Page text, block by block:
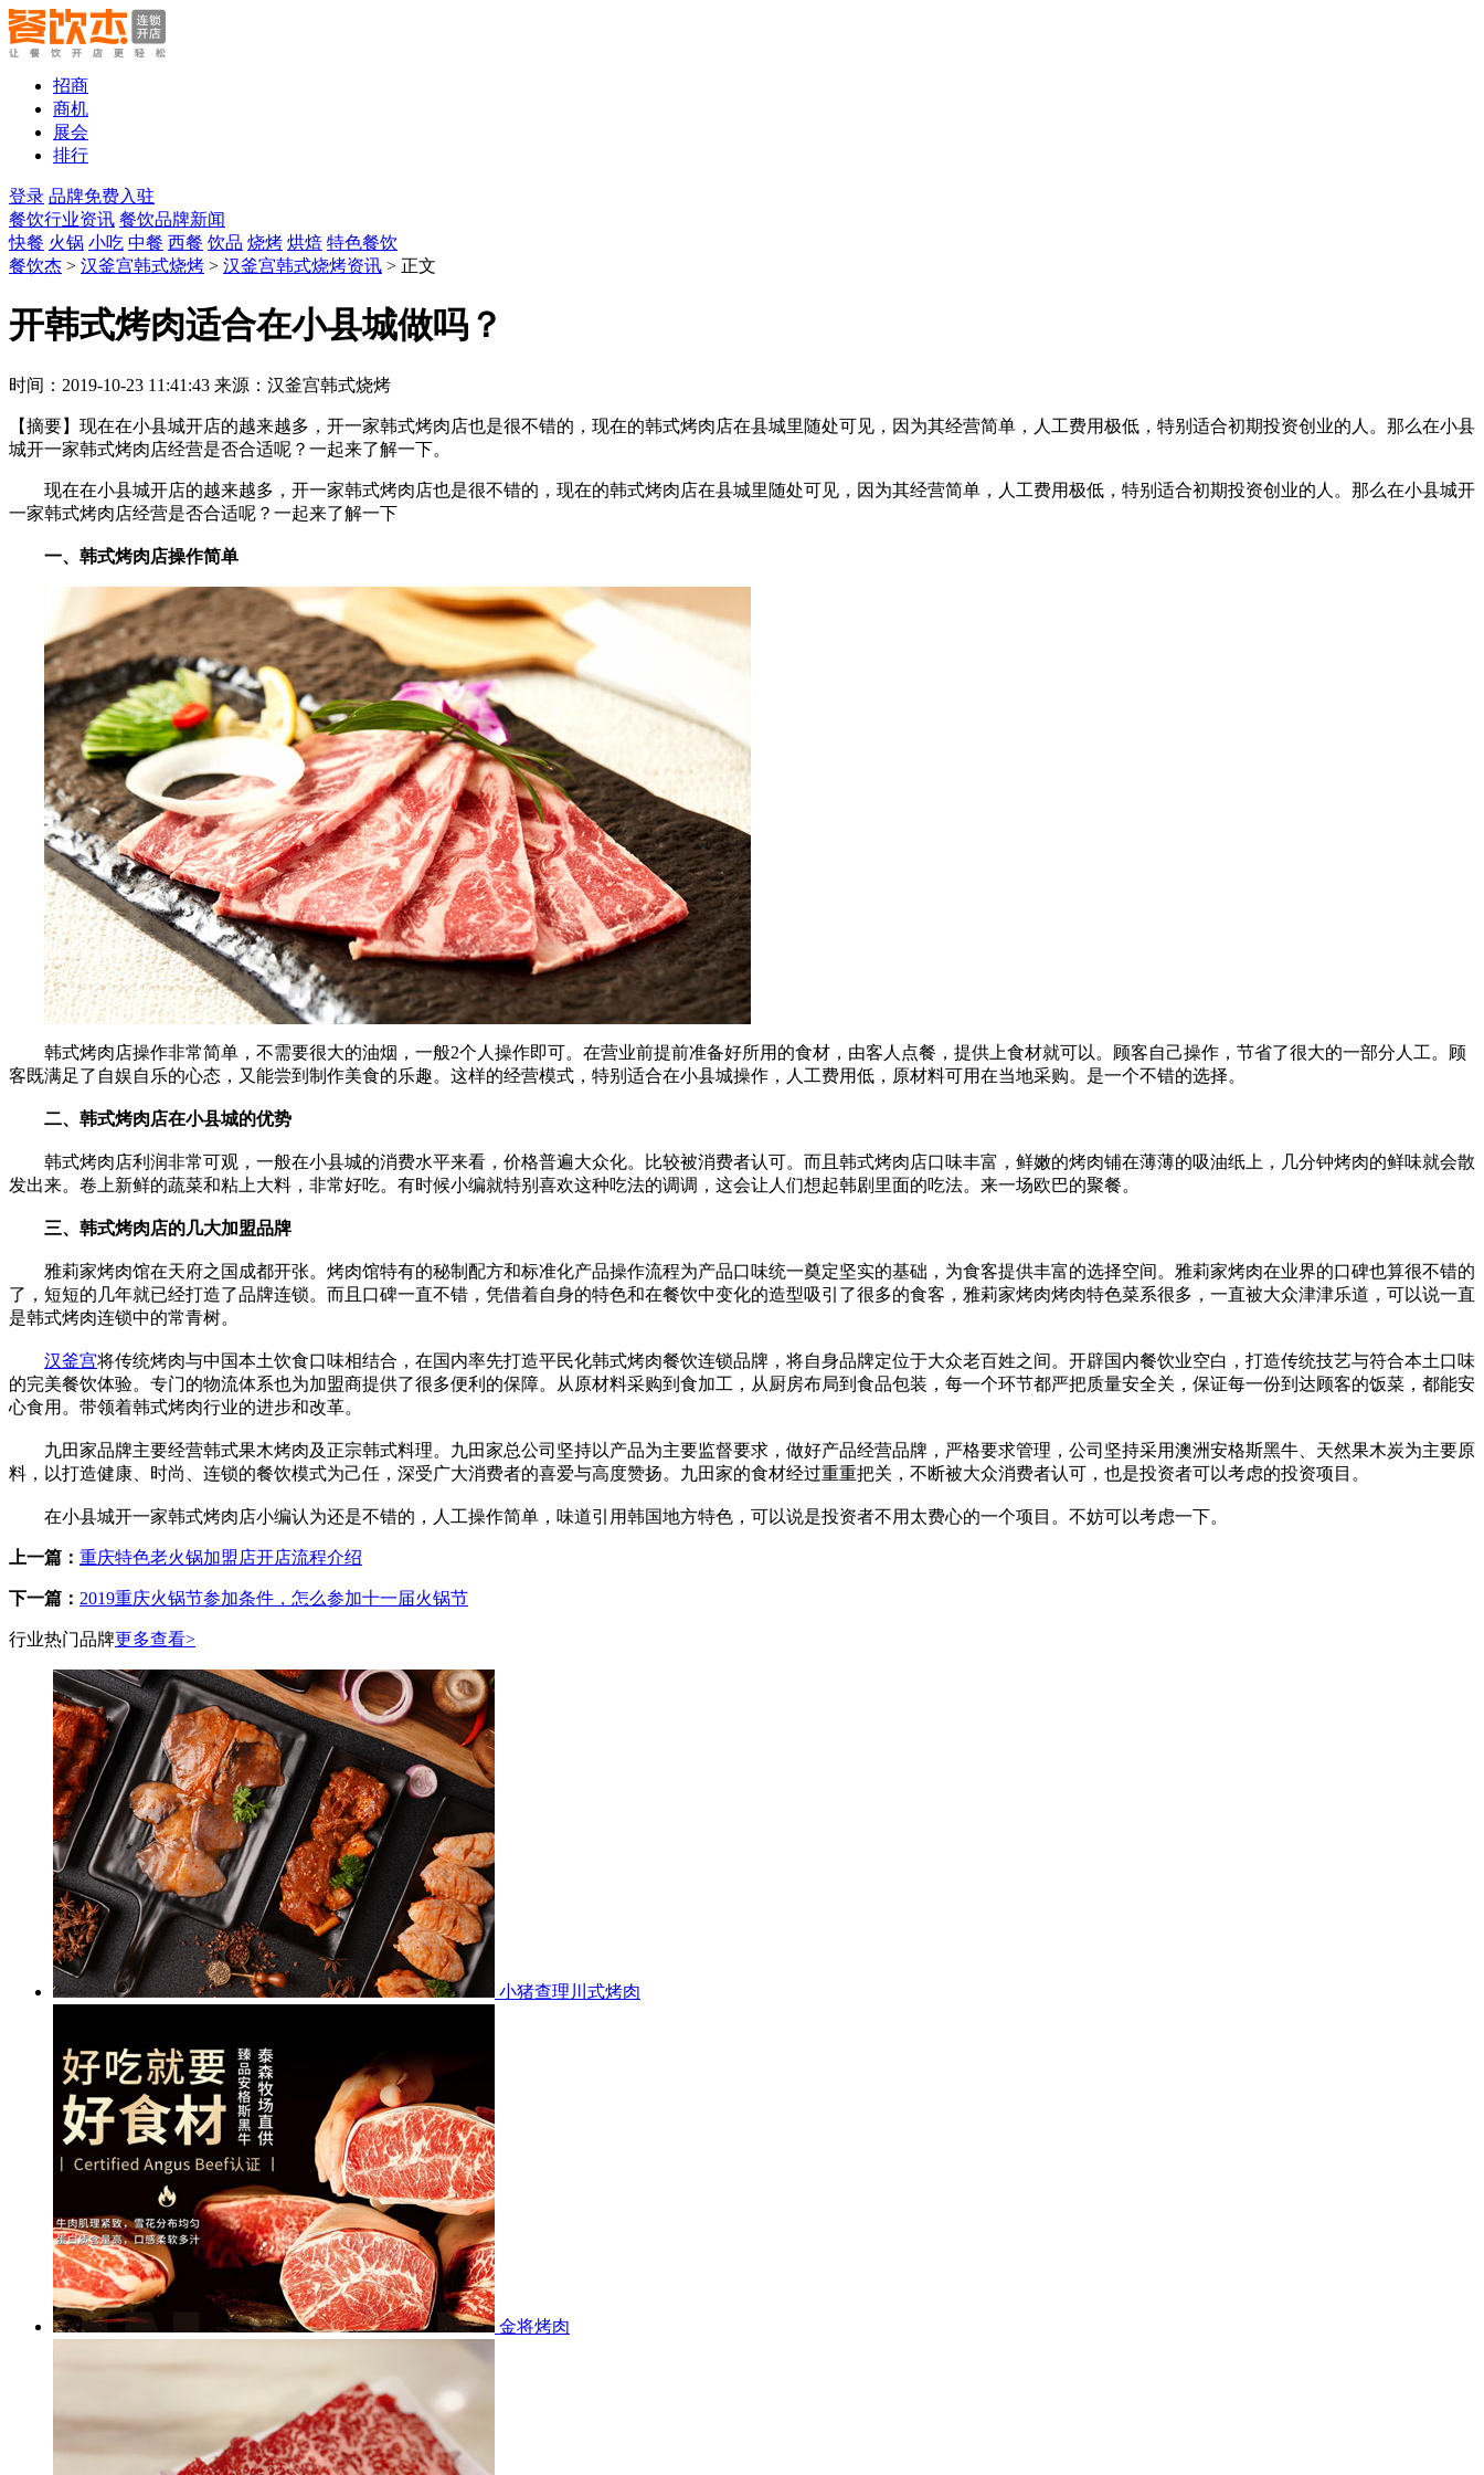
招商
商机
展会
排行
登录 品牌免费入驻
餐饮行业资讯 餐饮品牌新闻
快餐 火锅 小吃 中餐 西餐 饮品 烧烤 烘焙 特色餐饮
餐饮杰 > 汉釜宫韩式烧烤 > 汉釜宫韩式烧烤资讯 > 正文
开韩式烤肉适合在小县城做吗？
时间：2019-10-23 11:41:43 来源：汉釜宫韩式烧烤
【摘要】 现在在小县城开店的越来越多，开一家韩式烤肉店也是很不错的，现在的韩式烤肉店在县城里随处可见，因为其经营简单，人工费用极低，特别适合初期投资创业的人。那么在小县
城开一家韩式烤肉店经营是否合适呢？一起来了解一下。
现在在小县城开店的越来越多，开一家韩式烤肉店也是很不错的，现在的韩式烤肉店在县城里随处可见，因为其经营简单，人工费用极低，特别适合初期投资创业的人。那么在小县城开
一家韩式烤肉店经营是否合适呢？一起来了解一下
一、韩式烤肉店操作简单
韩式烤肉店操作非常简单，不需要很大的油烟，一般2个人操作即可。在营业前提前准备好所用的食材，由客人点餐，提供上食材就可以。顾客自己操作，节省了很大的一部分人工。顾
客既满足了自娱自乐的心态，又能尝到制作美食的乐趣。这样的经营模式，特别适合在小县城操作，人工费用低，原材料可用在当地采购。是一个不错的选择。
二、韩式烤肉店在小县城的优势
韩式烤肉店利润非常可观，一般在小县城的消费水平来看，价格普遍大众化。比较被消费者认可。而且韩式烤肉店口味丰富，鲜嫩的烤肉铺在薄薄的吸油纸上，几分钟烤肉的鲜味就会散
发出来。卷上新鲜的蔬菜和粘上大料，非常好吃。有时候小编就特别喜欢这种吃法的调调，这会让人们想起韩剧里面的吃法。来一场欧巴的聚餐。
三、韩式烤肉店的几大加盟品牌
雅莉家烤肉馆在天府之国成都开张。烤肉馆特有的秘制配方和标准化产品操作流程为产品口味统一奠定坚实的基础，为食客提供丰富的选择空间。雅莉家烤肉在业界的口碑也算很不错的
了，短短的几年就已经打造了品牌连锁。而且口碑一直不错，凭借着自身的特色和在餐饮中变化的造型吸引了很多的食客，雅莉家烤肉烤肉特色菜系很多，一直被大众津津乐道，可以说一直
是韩式烤肉连锁中的常青树。
汉釜宫将传统烤肉与中国本土饮食口味相结合，在国内率先打造平民化韩式烤肉餐饮连锁品牌，将自身品牌定位于大众老百姓之间。开辟国内餐饮业空白，打造传统技艺与符合本土口味
的完美餐饮体验。专门的物流体系也为加盟商提供了很多便利的保障。从原材料采购到食加工，从厨房布局到食品包装，每一个环节都严把质量安全关，保证每一份到达顾客的饭菜，都能安
心食用。带领着韩式烤肉行业的进步和改革。
九田家品牌主要经营韩式果木烤肉及正宗韩式料理。九田家总公司坚持以产品为主要监督要求，做好产品经营品牌，严格要求管理，公司坚持采用澳洲安格斯黑牛、天然果木炭为主要原
料，以打造健康、时尚、连锁的餐饮模式为己任，深受广大消费者的喜爱与高度赞扬。九田家的食材经过重重把关，不断被大众消费者认可，也是投资者可以考虑的投资项目。
在小县城开一家韩式烤肉店小编认为还是不错的，人工操作简单，味道引用韩国地方特色，可以说是投资者不用太费心的一个项目。不妨可以考虑一下。
上一篇： 重庆特色老火锅加盟店开店流程介绍
下一篇： 2019重庆火锅节参加条件，怎么参加十一届火锅节
行业热门品牌更多查看>
小猪查理川式烤肉
金将烤肉